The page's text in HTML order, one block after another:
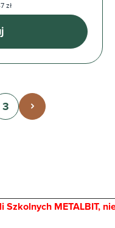
zł
Strona
3
METALBIT,